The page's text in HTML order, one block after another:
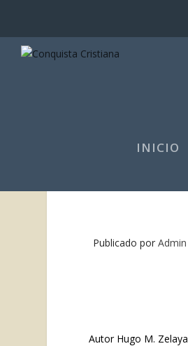
INICIO
Publicado por Admin
Autor Hugo M. Zelaya